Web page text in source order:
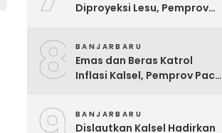
Diproyeksi Lesu, Pemprov
8 BANJARBARU
Emas dan Beras Katrol
Inflasi Kalsel, Pemprov Pacu
BANJARBARU
Dislautkan Kalsel Hadirkan